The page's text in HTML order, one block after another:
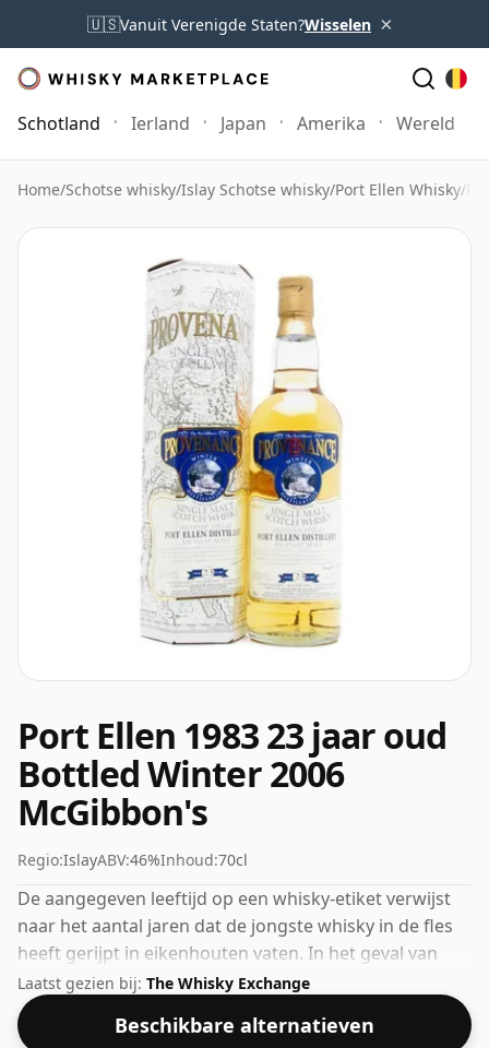
🇺🇸Vanuit Verenigde Staten?Wisselen ×
Schotland Ierland Japan Amerika Wereld
Home/Schotse whisky/Islay Schotse whisky/Port Ellen Whisky/
Port Ellen 1983 23 jaar oud
Bottled Winter 2006
McGibbon's
Regio:IslayABV:46%Inhoud:70cl
De aangegeven leeftijd op een whisky-etiket verwijst
naar het aantal jaren dat de jongste whisky in de fles
heeft gerijpt in eikenhouten vaten. In het geval van
deze Schotse Whisky uit Port Ellen is dat 23 jaar. Met
een volume van 46% ABV wordt deze whisky gebotteld
op een optimale drinksterkte. Puur of met een druppel
Laatst gezien bij: The Whisky Exchange
Beschikbare alternatieven